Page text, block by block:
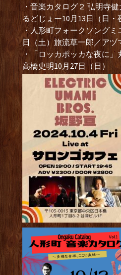
・音楽カタログ２ 弘明寺
るどじょー10月13日（日・
・人形町フォークソングミ
日（土）旅流草一郎／アヅ
・「ロッカポッカな夜に」
高橋史明10月27日（日）